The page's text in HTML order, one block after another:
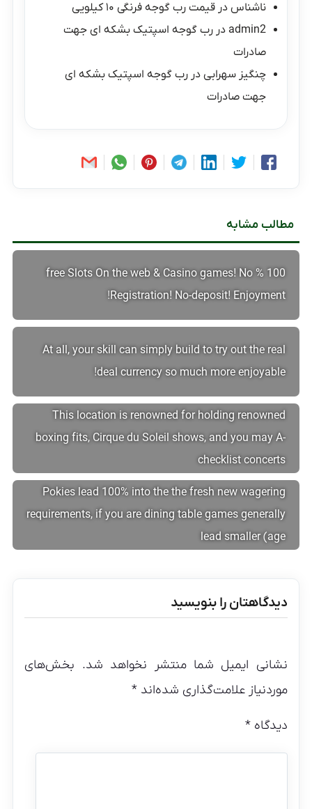
ناشناس درقیمت رب گوجه فرنگی ۱۰ کیلویی
admin2 دررب گوجه اسپتیک بشکه ای جهت
صادرات
چنگیز سهرابی دررب گوجه اسپتیک بشکه ای
جهت صادرات
مطالب مشابه
100 % free Slots On the web & Casino games! No
Registration! No-deposit! Enjoyment!
At all, your skill can simply build to try out the real
deal currency so much more enjoyable!
This location is renowned for holding renowned
boxing fits, Cirque du Soleil shows, and you may A-
checklist concerts
Pokies lead 100% into the the fresh new wagering
requirements, if you are dining table games generally
lead smaller (age
دیدگاهتان را بنویسید
نشانی ایمیل شما منتشر نخواهد شد. بخش‌های
موردنیاز علامت‌گذاری شده‌اند*
دیدگاه*